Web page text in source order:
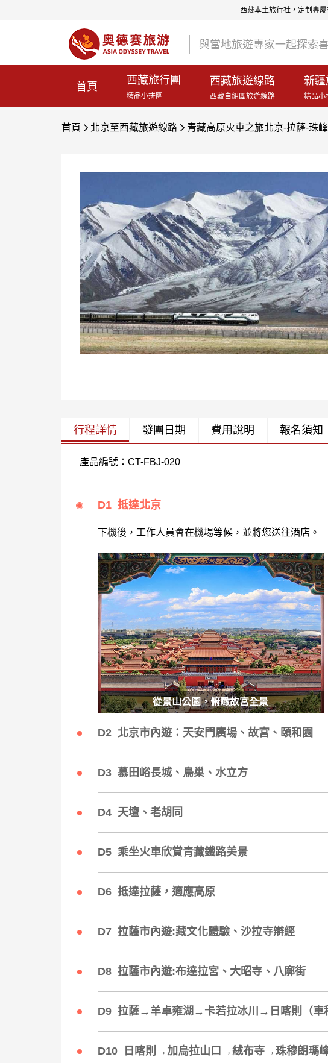
西藏本土旅行社，定制專
與當地旅遊專家一起探索
首頁
西藏旅行團
精品小拼團
西藏旅遊線路
西藏自組團旅遊線路
新疆
精品小
首頁  北京至西藏旅遊線路  青藏高原火車之旅北京-拉薩-珠
行程詳情 發團日期 費用說明 報名須知
產品編號：CT-FBJ-020
D1 抵達北京
下機後，工作人員會在機場等候，並將您送往酒店。
從景山公園，俯瞰故宮全景
D2 北京市內遊：天安門廣場、故宮、頤和園
D3 慕田峪長城、鳥巢、水立方
D4 天壇、老胡同
D5 乘坐火車欣賞青藏鐵路美景
D6 抵達拉薩，適應高原
D7 拉薩市內遊:藏文化體驗、沙拉寺辯經
D8 拉薩市內遊:布達拉宮、大昭寺、八廓街
D9 拉薩→羊卓雍湖→卡若拉冰川→日喀則（車
D10 日喀則→加烏拉山口→絨布寺→珠穆朗瑪峰